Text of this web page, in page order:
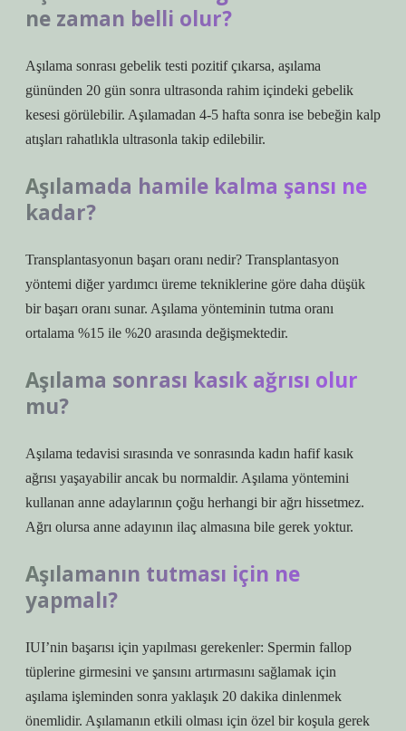
ne zaman belli olur?
Aşılama sonrası gebelik testi pozitif çıkarsa, aşılama
gününden 20 gün sonra ultrasonda rahim içindeki gebelik
kesesi görülebilir. Aşılamadan 4-5 hafta sonra ise bebeğin kalp
atışları rahatlıkla ultrasonla takip edilebilir.
Aşılamada hamile kalma şansı ne
kadar?
Transplantasyonun başarı oranı nedir? Transplantasyon
yöntemi diğer yardımcı üreme tekniklerine göre daha düşük
bir başarı oranı sunar. Aşılama yönteminin tutma oranı
ortalama %15 ile %20 arasında değişmektedir.
Aşılama sonrası kasık ağrısı olur
mu?
Aşılama tedavisi sırasında ve sonrasında kadın hafif kasık
ağrısı yaşayabilir ancak bu normaldir. Aşılama yöntemini
kullanan anne adaylarının çoğu herhangi bir ağrı hissetmez.
Ağrı olursa anne adayının ilaç almasına bile gerek yoktur.
Aşılamanın tutması için ne
yapmalı?
IUI’nin başarısı için yapılması gerekenler: Spermin fallop
tüplerine girmesini ve şansını artırmasını sağlamak için
aşılama işleminden sonra yaklaşık 20 dakika dinlenmek
önemlidir. Aşılamanın etkili olması için özel bir koşula gerek